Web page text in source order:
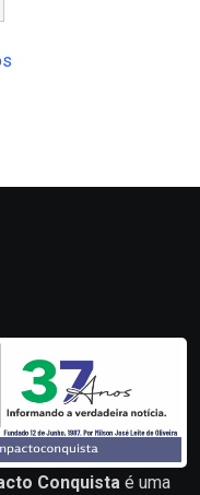
Conquista é uma